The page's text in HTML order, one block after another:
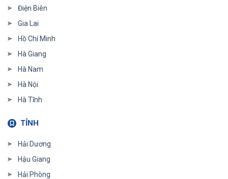
Điện Biên
Gia Lai
Hồ Chí Minh
Hà Giang
Hà Nam
Hà Nội
Hà Tĩnh
TỈNH
Hải Dương
Hậu Giang
Hải Phòng